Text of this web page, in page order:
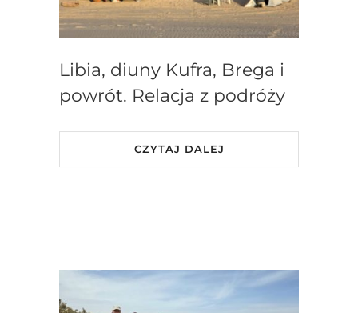
Libia, diuny Kufra, Brega i
powrót. Relacja z podróży
CZYTAJ DALEJ